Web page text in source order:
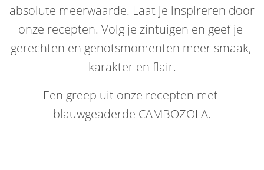
absolute meerwaarde. Laat je inspireren door
onze recepten. Volg je zintuigen en geef je
gerechten en genotsmomenten meer smaak,
karakter en flair.
Een greep uit onze recepten met
blauwgeaderde CAMBOZOLA.